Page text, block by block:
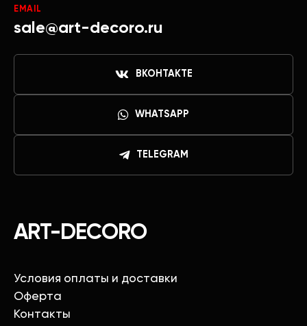
ART-DECORO
Условия оплаты и доставки
Оферта
Контакты
EMAIL
sale@art-decoro.ru
ВКОНТАКТЕ
WHATSAPP
TELEGRAM